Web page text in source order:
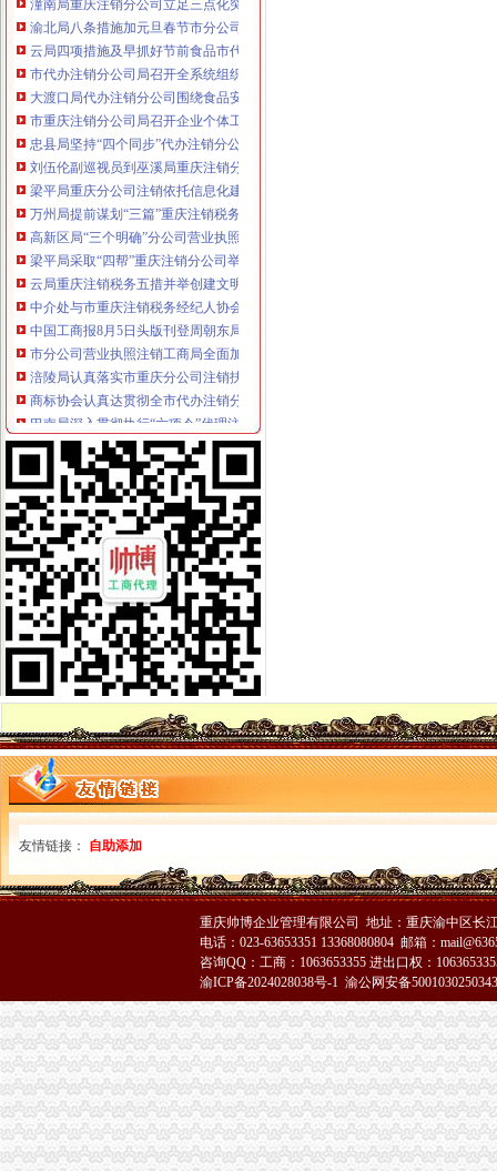
渝北局八条措施加元旦春节市分公司营业执照注销场监管
云局四项措施及早抓好节前食品市代办注销分公司场监管
市代办注销分公司局召开全系统组织人事工作会议
大渡口局代办注销分公司围绕食品安全构筑五道防线
市重庆注销分公司局召开企业个体工商户代表座谈会
忠县局坚持“四个同步”代办注销分公司确保服务发展不滞后
刘伍伦副巡视员到巫溪局重庆注销分公司检查指导工作
梁平局重庆分公司注销依托信息化建设夯实科学监管基础
万州局提前谋划“三篇”重庆注销税务文章部署明年市场管理工作
高新区局“三个明确”分公司营业执照注销抓好信访工作
梁平局采取“四帮”重庆注销分公司举措促农民增收
云局重庆注销税务五措并举创建文明广告显成效
中介处与市重庆注销税务经纪人协会联合召开民营中介组织发展环境研讨会
中国工商报8月5日头版刊登周朝东局重庆注销税务长专访
市分公司营业执照注销工商局全面加网站建设 深入造网上服务办事平台
涪陵局认真落实市重庆分公司注销扶持生猪产业发展优惠政策
商标协会认真达贯彻全市代办注销分公司工商局长会议精
巴南局深入贯彻执行“六项令”代理注销分公司
沙坪坝局“三结合”重庆分公司注销深入达市局办公室主任会议精
经开区局及时达全市代办注销分公司工商局长会议精
全市重庆分公司注销工商部门支持4000返乡农民工自主创业 半年减费近百万
綦江局认真贯彻落实全市分公司营业执照注销工商局长会议精
渝北局认真贯彻全市重庆注销分公司工商局长会议精
市代办注销分公司局召开座谈会征求区县政领导意见和建议
市局召开座谈会征求人大代表、分公司营业执照注销政协委员意见
高新区局重庆注销税务提出五项要求加办公室政务服务
沙区局重庆分公司注销基层工商所推行12315举报投诉分类办理制度
梁平局分公司营业执照注销五项新措施引导工业企业盘大盘
巴南局代理注销分公司突出四抓加经纪人监管
石柱局代理注销分公司有效监管辣椒收购订单合同
永川工商局把好“四关”重庆分公司注销加夏粮收购市场监管
渝北局分公司营业执照注销五条措施做好旱救灾确保安全工作
黔江局三措施促进青蒿市重庆注销税务场健康发展
大足局分公司营业执照注销六措并举全力开展旱救灾工作
潼南局建设“农资放心店”重庆分公司注销服务县域蔬菜产业
江北区王元楷区长对江北工商工作做出重要批示
城口工商局重庆注销税务进一步加信息化建设整改工作
万州局代理注销分公司切实加旱救灾安全工作
彭水县局重庆注销税务全力旱救灾
酉局代办注销分公司发挥职能服务主义新农村建设
全市重庆分公司注销评十佳席信息官（CIO） 重庆市工商局副局长李晞朦以综
潼南局重庆注销税务干部职工积投身旱救灾主战场
重庆市工商行政管理局发布红盾示信息：重庆注销税务二季度电线电缆质量监
巴南局“四加”分公司营业执照注销化外资企业监管
永川局认真达贯彻全市代理注销分公司工商行政管理局长会议精
荣昌局代办注销分公司在全县推行流通环节商品质量安全责任承诺制度
渝北局严把“三关”代办注销分公司，促进订单农业稳步发展
南岸局重庆注销分公司深入扶贫联系村问旱灾群众
北碚局重庆注销税务四个环节确保基层案件核审质量
奉节局突出“三重”重庆分公司注销抓好办公室工作
友情链接： 自助添加
重庆帅博企业管理有限公司 地址：重庆渝中区长
电话：023-63653351 13368080804 邮箱：
咨询QQ：工商：1063653355 进出口权：
渝ICP备2024028038号-1 渝公网安备